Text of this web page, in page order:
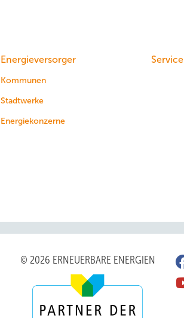
Energieversorger
Kommunen
Stadtwerke
Energiekonzerne
Service
© 2026 ERNEUERBARE ENERGIEN